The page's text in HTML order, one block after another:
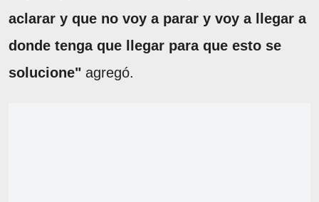
aclarar y que no voy a parar y voy a llegar a
donde tenga que llegar para que esto se
solucione" agregó.